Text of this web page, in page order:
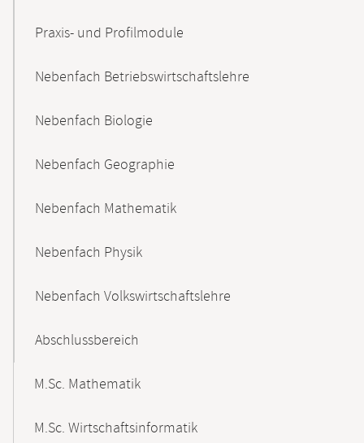
Praxis- und Profilmodule
Nebenfach Betriebswirtschaftslehre
Nebenfach Biologie
Nebenfach Geographie
Nebenfach Mathematik
Nebenfach Physik
Nebenfach Volkswirtschaftslehre
Abschlussbereich
M.Sc. Mathematik
M.Sc. Wirtschaftsinformatik